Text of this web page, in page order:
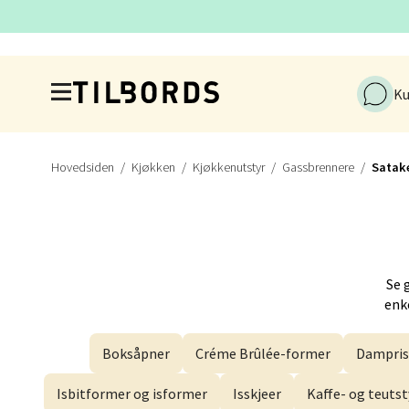
Hovedsiden Kjøkken Kjøkkenutstyr Gassbrennere
Se
Boksåpner Créme Brûlée-former
Isbitformer og isformer Isskjeer Kaffe- og
Åpent i
Åpent